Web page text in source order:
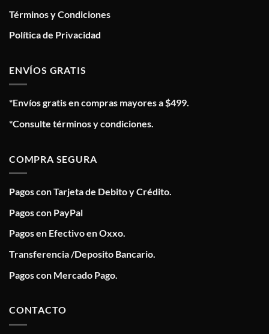
Términos y Condiciones
Política de Privacidad
ENVÍOS GRATIS
*Envíos gratis en compras mayores a $499.
*Consulte términos y condiciones.
COMPRA SEGURA
Pagos con Tarjeta de Debito y Crédito.
Pagos con PayPal
Pagos en Efectivo en Oxxo.
Transferencia /Deposito Bancario.
Pagos con Mercado Pago.
CONTACTO